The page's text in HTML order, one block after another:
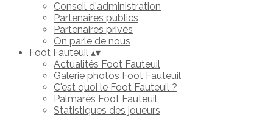
Conseil d'administration
Partenaires publics
Partenaires privés
On parle de nous
Foot Fauteuil ▴▾
Actualités Foot Fauteuil
Galerie photos Foot Fauteuil
C'est quoi le Foot Fauteuil ?
Palmarès Foot Fauteuil
Statistiques des joueurs